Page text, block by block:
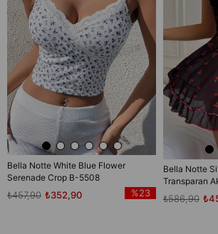
Bella Notte White Blue Flower
Serenade Crop B-5508
₺352,90
₺457,90 %23
Bella Notte
Transparan
₺586,90